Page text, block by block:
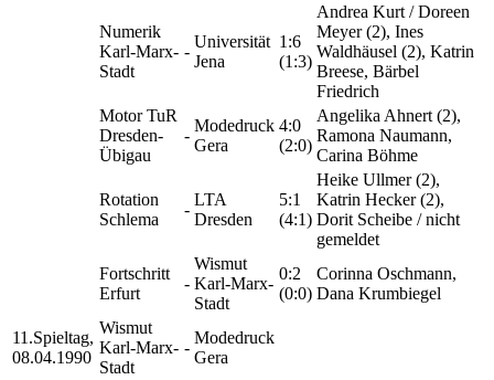
Numerik
Karl-Marx-
Stadt
-
Universität
Jena
1:6
(1:3)
Andrea Kurt / Doreen
Meyer (2), Ines
Waldhäusel (2), Katrin
Breese, Bärbel
Friedrich
Motor TuR
Dresden-
Übigau
-
Modedruck
Gera
4:0
(2:0)
Angelika Ahnert (2),
Ramona Naumann,
Carina Böhme
Rotation
Schlema
-
LTA
Dresden
5:1
(4:1)
Heike Ullmer (2),
Katrin Hecker (2),
Dorit Scheibe / nicht
gemeldet
Fortschritt
Erfurt
-
Wismut
Karl-Marx-
Stadt
0:2
(0:0)
Corinna Oschmann,
Dana Krumbiegel
11.Spieltag,
08.04.1990
Wismut
Karl-Marx-
Stadt
-
Modedruck
Gera